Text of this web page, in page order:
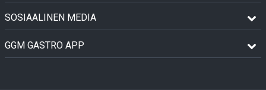
SOSIAALINEN MEDIA
GGM GASTRO APP